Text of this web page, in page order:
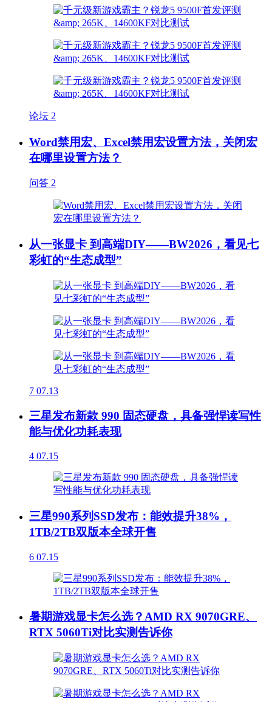
论坛 2
Word禁用宏、Excel禁用宏设置方法，关闭宏
在哪里设置方法？
问答 2
从一张显卡 到高端DIY——BW2026，看见七
彩虹的“生态成型”
7 07.13
三星发布新款 990 固态硬盘，具备强悍读写性
能与优化功耗表现
4 07.15
三星990系列SSD发布：能效提升38%，
1TB/2TB双版本全球开售
6 07.15
暑期游戏显卡怎么选？AMD RX 9070GRE、
RTX 5060Ti对比实测告诉你